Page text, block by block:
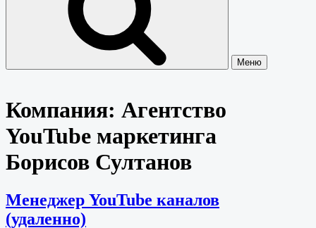
Меню
Компания: Агентство
YouTube маркетинга
Борисов Султанов
Менеджер YouTube каналов
(удаленно)